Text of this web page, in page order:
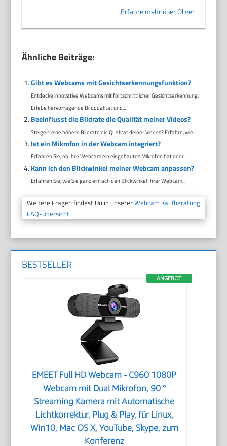
Erfahre mehr über Oliver
Ähnliche Beiträge:
Gibt es Webcams mit Gesichtserkennungsfunktion?
Entdecke innovative Webcams mit fortschrittlicher Gesichtserkennung.
Erlebe hervorragende Bildqualität und...
Beeinflusst die Bildrate die Qualität meiner Videos?
Steigert eine höhere Bildrate die Qualität deiner Videos? Erfahre, wie...
Ist ein Mikrofon in der Webcam integriert?
Erfahren Sie, ob Ihre Webcam ein eingebautes Mikrofon hat oder...
Kann ich den Blickwinkel meiner Webcam anpassen?
Erfahren Sie, wie Sie ganz einfach den Blickwinkel Ihrer Webcam...
Weitere Fragen findest Du in unsererWebcam Kaufberatung
FAQ-Übersicht.
BESTSELLER
ANGEBOT
EMEET Full HD Webcam - C960 1080P
Webcam mit Dual Mikrofon, 90 °
Streaming Kamera mit Automatische
Lichtkorrektur, Plug & Play, für Linux,
Win10, Mac OS X, YouTube, Skype, zum
Konferenz